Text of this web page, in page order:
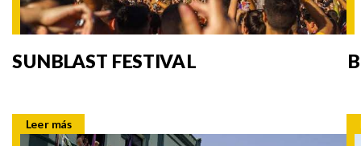
SUNBLAST FESTIVAL
Leer más